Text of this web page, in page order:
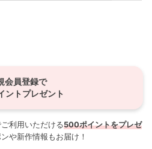
会員登録で
ントプレゼント
利用いただける500ポイントをプレゼ
や新作情報もお届け！